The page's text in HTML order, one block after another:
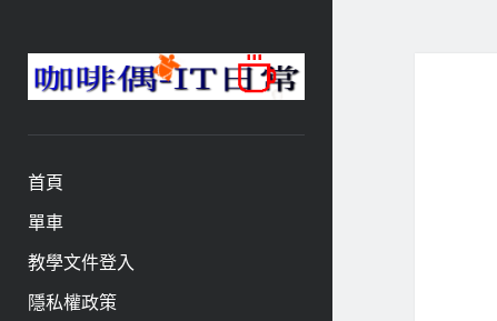
咖
啡
與
IT
日
常
首頁
單車
教學文件登入
隱私權政策